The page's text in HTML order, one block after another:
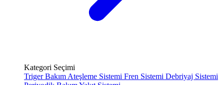
Kategori Seçimi
Triger Bakım Ateşleme Sistemi Fren Sistemi Debriyaj Sistemi